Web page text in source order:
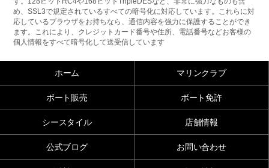
め、SSL3で規定されているすべての暗号化に対応しています。これらに対
応しているブラウザをお持ちなら、通信内容を強力に保護することができ
ます。これにより、クレジットカード番号や住所、電話番号などお客様の
個人情報をすべて暗号化して送受信しています
ホーム マリンクラブ
ボート販売 ボート免許
シースタイル 店舗情報
公式ブログ お問い合わせ